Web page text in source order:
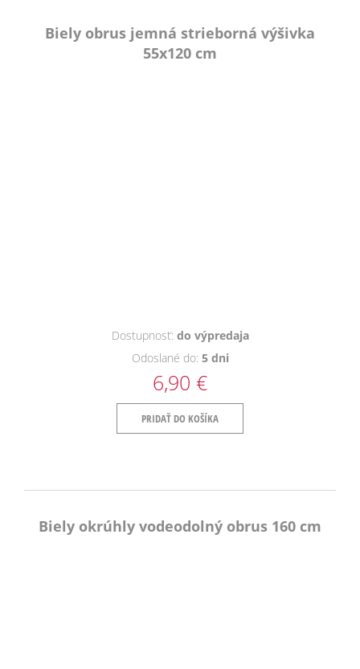
Biely obrus jemná strieborná výšivka
55x120 cm
Dostupnosť: do výpredaja
Odoslané do: 5 dni
6,90 €
PRIDAŤ DO KOŠÍKA
Biely okrúhly vodeodolný obrus 160 cm